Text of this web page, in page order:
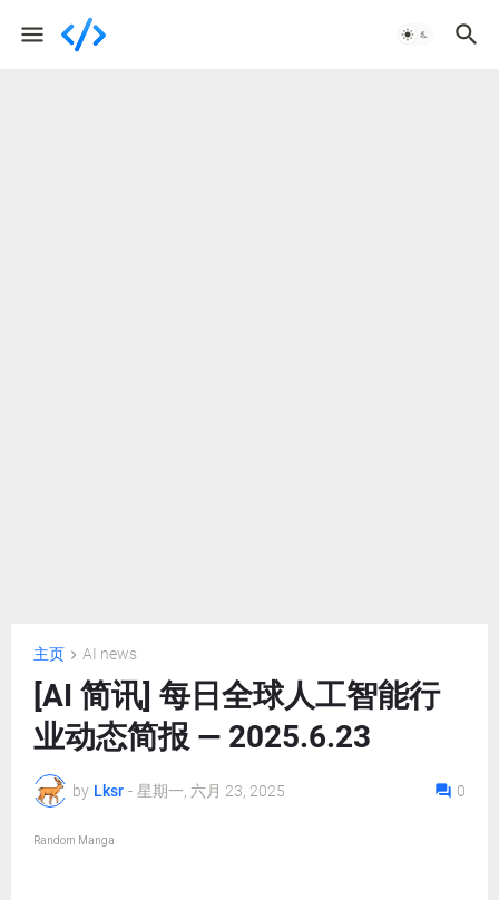
主页 AI news
[AI 简讯] 每日全球人工智能行
业动态简报 — 2025.6.23
by Lksr - 星期一, 六月 23, 2025 0
Random Manga